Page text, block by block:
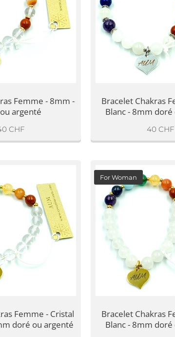
Femme - 8mm -
argenté
CHF
Bracelet Chakras
Blanc - 8mm
40 CHF
Femme - Cristal
doré ou argenté
Bracelet Chakras
Blanc - 8mm
For Woman